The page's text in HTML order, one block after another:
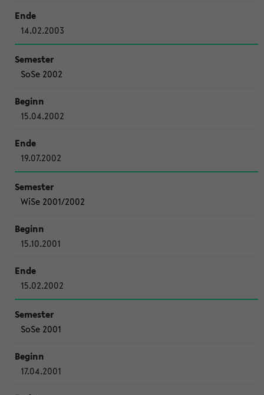
14.02.2003
SoSe 2002
15.04.2002
19.07.2002
WiSe 2001/2002
15.10.2001
15.02.2002
SoSe 2001
17.04.2001